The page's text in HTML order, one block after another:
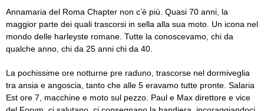
Annamaria del Roma Chapter non c’è più. Quasi 70 anni, la
maggior parte dei quali trascorsi in sella alla sua moto. Un icona nel
mondo delle harleyste romane. Tutte la conoscevamo, chi da
qualche anno, chi da 25 anni chi da 40.
La pochissime ore notturne pre raduno, trascorse nel dormiveglia
tra ansia e angoscia, tanto che alle 5 eravamo tutte pronte. Salaria
Est ore 7, macchine e moto sul pezzo. Paul e Max direttore e vice